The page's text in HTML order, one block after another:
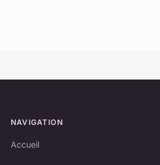
NAVIGATION
Accueil